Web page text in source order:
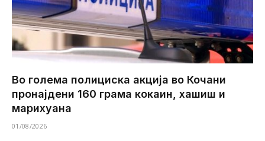
Во голема полициска акција во Кочани
пронајдени 160 грама кокаин, хашиш и
марихуана
01/08/2026